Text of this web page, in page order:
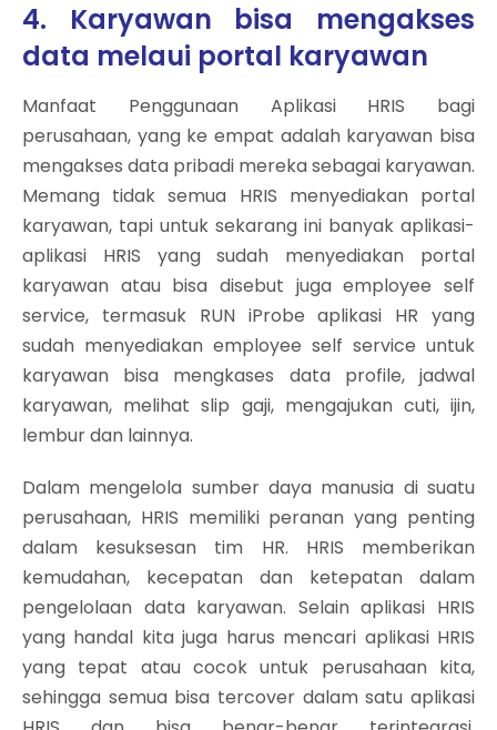
4. Karyawan bisa mengakses
data melaui portal karyawan
Manfaat Penggunaan Aplikasi HRIS bagi
perusahaan, yang ke empat adalah karyawan bisa
mengakses data pribadi mereka sebagai karyawan.
Memang tidak semua HRIS menyediakan portal
karyawan, tapi untuk sekarang ini banyak aplikasi-
aplikasi HRIS yang sudah menyediakan portal
karyawan atau bisa disebut juga employee self
service, termasuk RUN iProbe aplikasi HR yang
sudah menyediakan employee self service untuk
karyawan bisa mengkases data profile, jadwal
karyawan, melihat slip gaji, mengajukan cuti, ijin,
lembur dan lainnya.
Dalam mengelola sumber daya manusia di suatu
perusahaan, HRIS memiliki peranan yang penting
dalam kesuksesan tim HR. HRIS memberikan
kemudahan, kecepatan dan ketepatan dalam
pengelolaan data karyawan. Selain aplikasi HRIS
yang handal kita juga harus mencari aplikasi HRIS
yang tepat atau cocok untuk perusahaan kita,
sehingga semua bisa tercover dalam satu aplikasi